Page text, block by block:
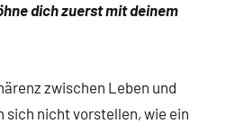
dich zuerst mit deinem
zwischen Leben und
sich nicht vorstellen, wie ein